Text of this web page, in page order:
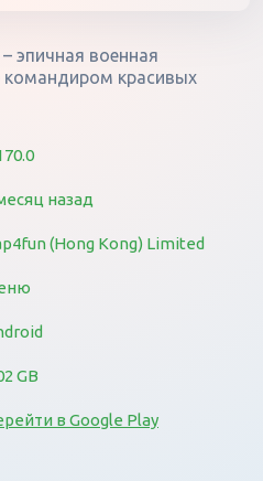
эпичная военная
командиром красивых
назад
(Hong Kong) Limited
GB
в Google Play